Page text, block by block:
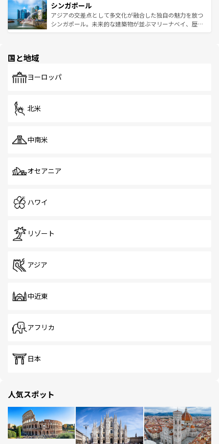
参照してほしい。
激する。気候は一年中温暖で、どの季節にも異なる楽しみ
が待っている。親しみやすいタイの人々、仏教を中心とし
た文化、そして多様な観光資源が、訪れる旅人を魅了し続
み、どこを訪れても感動するはず。観光スポットが密集し
ており、効率よく見どころを回れるのも魅力。息をのむよ
うな絶景から文化的な体験まで、香港を存分に楽しみ尽く
シンガポール
アジアの交差点として多文化が融合した独自の魅力を放つ
シンガポール。未来的な建築物が並ぶマリーナベイ、歴史
で、ホーカーズは地元の風情を楽しめる外せないスポット
国と地域
ヨーロッパ
北米
中南米
オセアニア
ハワイ
リゾート
アジア
中近東
アフリカ
日本
人気スポット